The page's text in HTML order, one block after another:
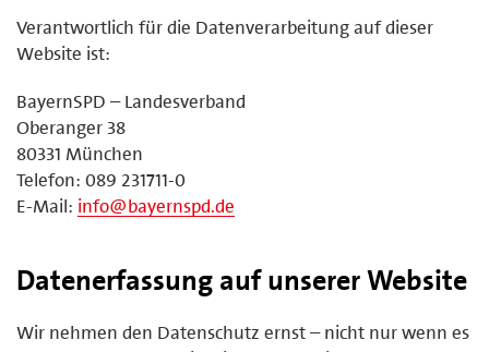
Verantwortlich für die Datenverarbeitung auf dieser
Website ist:
BayernSPD – Landesverband
Oberanger 38
80331 München
Telefon: 089 231711-0
E-Mail: info@bayernspd.de
Datenerfassung auf unserer Website
Wir nehmen den Datenschutz ernst – nicht nur wenn es